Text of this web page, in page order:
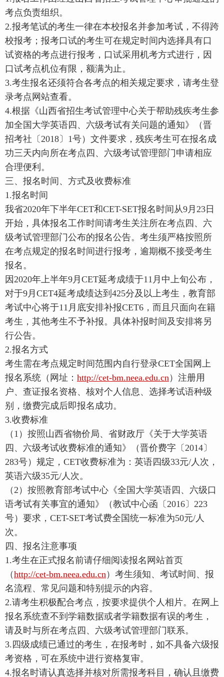
考点负责组织。
2.报考笔试的考生一律在本校报名并参加考试，不得跨
校报考；报考口试的考生可在规定时间内选择具有口
试资格的考点进行报考，口试采用机考方式进行，因
口试考点机位有限，额满为止。
3.考生报名还须符合各考点的相关规定要求，请考生登
录考点网站查看。
4.根据《山西省招生考试管理中心关于帮助残疾考生参
加全国大学英语四、六级考试有关问题的通知》（晋
招考社〔2018〕1号）文件要求，残疾考生可在报名成
功三天内向所在考点四、六级考试管理部门申请相应
合理便利。
三、报名时间、方式及收费标准
1.报名时间
我省2020年下半年CET和CET-SET报名时间从9月23日
开始，具体报名工作时间请考生关注所在考点四、六
级考试管理部门公布的报名公告。考生须严格按照所
在考点规定的报名时间进行报考，逾期概不接受考生
报名。
因2020年上半年9月CET延考成绩于11月中上旬公布，
对于9月CET4延考成绩达到425分及以上考生，教育部
考试中心将于11月底安排补报CET6，而且只面向在籍
考生，其他考生不予补报。具体补报时间及安排将另
行公告。
2.报名方式
考生需在考点规定时间范围内自行登录CET全国网上
报名系统（网址： http://cet-bm.neea.edu.cn ）注册用
户、查证报名资格、核对个人信息、选择考试语种级
别，缴费完成后即报名成功。
3.收费标准
（1）按照山西省物价局、省财政厅《关于大学英语
四、六级考试收费标准的通知》（晋价费字〔2014〕
283号）规定，CET收费标准为：英语四级33元/人次，
英语六级35元/人次。
（2）按照教育部考试中心《全国大学英语四、六级口
语考试有关事宜的通知》（教试中心函〔2016〕223
号）要求，CET-SET考试费全国统一标准为50元/人
次。
四、报名注意事项
1.考生在正式报名前请仔细阅读报名网站首页
（http://cet-bm.neea.edu.cn ）考生须知、考试时间、报
名流程、常见问题和特别提示的内容。
2.请考生积极配合考点，按要求提供个人相片。在网上
报名系统查不到学籍数据或者学籍数据有误的考生，
请及时与所在考点四、六级考试管理部门联系。
3.四级成绩已通过的考生，在报考时，如不具备六级报
考资格，可在系统中进行资格复审。
4.报名时请认真选择并核对所需报考科目，确认且缴费